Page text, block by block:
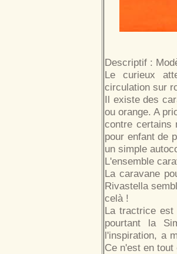
Descriptif :
Le curieux
circulation sur
Il existe des
ou orange. A
contre certains
pour enfant de
un simple
L'ensemble
La caravane
Rivastella
celà !
La tractrice est
pourtant la
l'inspiration, a
Ce n'est en